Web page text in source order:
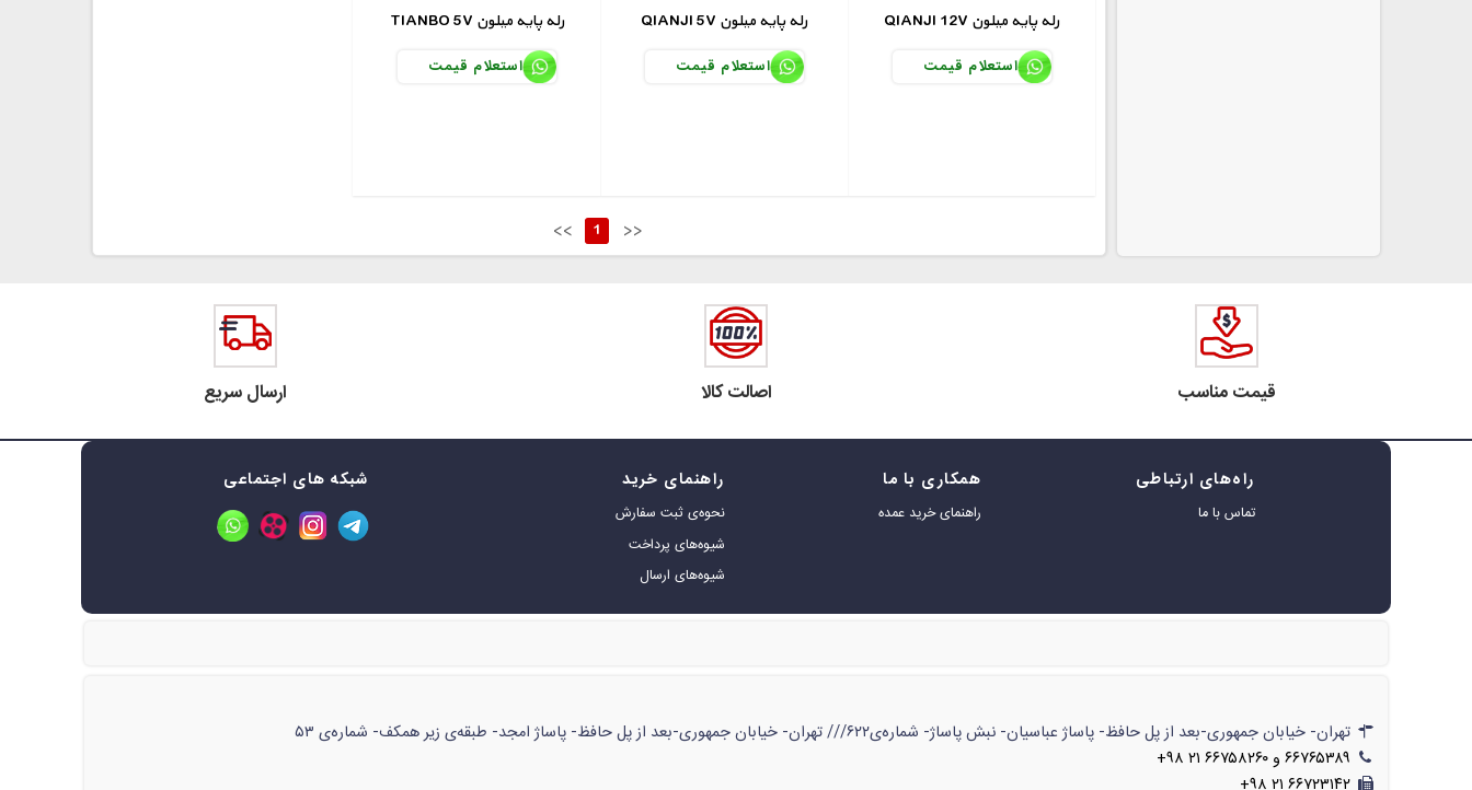
QIANJI 12V رله پایه میلون
استعلام قیمت
QIANJI 5V رله پایه میلون
استعلام قیمت
TIANBO 5V رله پایه میلون
استعلام قیمت
<< 1 >>
قیمت مناسب اصالت کالا ارسال سریع
راه‌های ارتباطی
تماس با ما
همکاری با ما
راهنمای خرید عمده
راهنمای خرید
نحوه‌ی ثبت سفارش
شیوه‌های پرداخت
شیوه‌های ارسال
شبکه های اجتماعی
تهران- خیابان جمهوری-بعد از پل حافظ- پاساژ عباسیان- نبش پاساژ- شماره‌ی۶۲۲/// تهران- خیابان جمهوری-بعد از پل حافظ- پاساژ امجد- طبقه‌ی زیر همکف- شماره‌ی ۵۳
۶۶۷۶۵۳۸۹ و ۶۶۷۵۸۲۶۰ ۲۱ ۹۸+